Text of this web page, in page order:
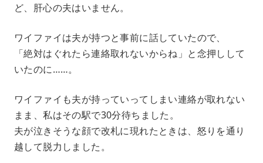
ど、肝心の夫はいません。
ワイファイは夫が持つと事前に話していたので、
「絶対はぐれたら連絡取れないからね」と念押しして
いたのに……。
ワイファイも夫が持っていってしまい連絡が取れない
まま、私はその駅で30分待ちました。
夫が泣きそうな顔で改札に現れたときは、怒りを通り
越して脱力しました。